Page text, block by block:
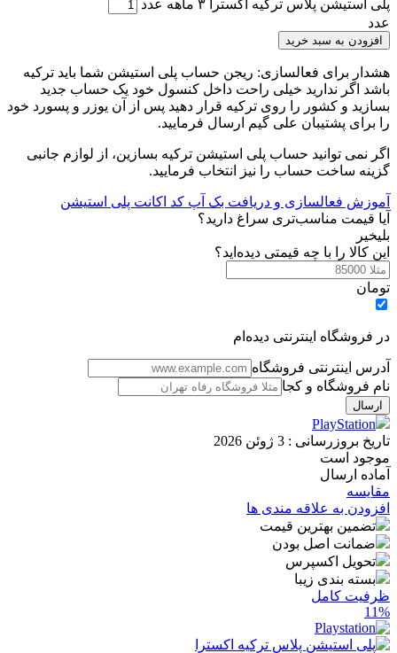
پلی استیشن پلاس ترکیه اکسترا ۳ ماهه عدد
عدد
افزودن به سبد خرید
هشدار برای فعالسازی: ریجن حساب پلی استیشن شما باید ترکیه
باشد اگر ندارید خیلی راحت داخل کنسول خود یک حساب جدید
بسازید و کشور را روی ترکیه قرار دهید پس از آن یوزر و پسورد خود
را برای پشتیبان علی گیم ارسال فرمایید.
اگر نمی توانید حساب پلی استیشن ترکیه بسازین، از لوازم جانبی
گزینه ساخت حساب را نیز انتخاب فرمایید.
آموزش فعالسازی و دریافت بک آپ کد اکانت پلی استیشن
آیا قیمت مناسب‌تری سراغ دارید؟
بلیخیر
این کالا را با چه قیمتی دیده‌اید؟
تومان
در فروشگاه اینترنتی دیده‌ام
آدرس اینترنتی فروشگاه
نام فروشگاه و کجا
PlayStation
تاریخ بروزرسانی : 3 ژوئن 2026
موجود است
آماده ارسال
مقایسه
افزودن به علاقه مندی ها
تضمین بهترین قیمت
ضمانت اصل بودن
تحویل اکسپرس
بسته بندی زیبا
ظرفیت کامل
11%